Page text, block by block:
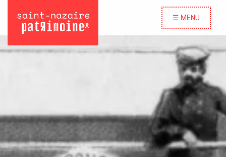
☰ MENU